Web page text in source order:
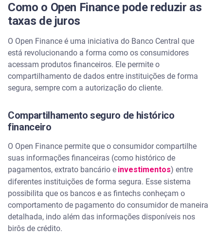
Como o Open Finance pode reduzir as
taxas de juros
O Open Finance é uma iniciativa do Banco Central que
está revolucionando a forma como os consumidores
acessam produtos financeiros. Ele permite o
compartilhamento de dados entre instituições de forma
segura, sempre com a autorização do cliente.
Compartilhamento seguro de histórico
financeiro
O Open Finance permite que o consumidor compartilhe
suas informações financeiras (como histórico de
pagamentos, extrato bancário e investimentos) entre
diferentes instituições de forma segura. Esse sistema
possibilita que os bancos e as fintechs conheçam o
comportamento de pagamento do consumidor de maneira
detalhada, indo além das informações disponíveis nos
birôs de crédito.